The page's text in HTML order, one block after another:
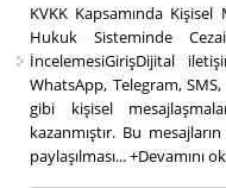
KVKK Kapsamında Kişisel
Hukuk Sisteminde
İncelemesiGirişDijital
WhatsApp, Telegram,
gibi kişisel
kazanmıştır. Bu
paylaşılması...+Devamını